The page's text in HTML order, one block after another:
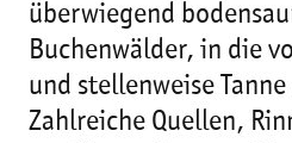
überwiegend
Buchenwälder, in die
und stellenweise
Zahlreiche Quellen,